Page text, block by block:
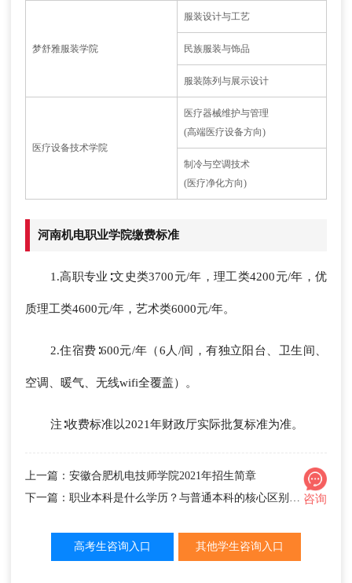
梦舒雅服装学院
服装设计与工艺
民族服装与饰品
服装陈列与展示设计
医疗设备技术学院
医疗器械维护与管理
(高端医疗设备方向)
制冷与空调技术
(医疗净化方向)
河南机电职业学院缴费标准
1.高职专业∶文史类3700元/年，理工类4200元/年，优
质理工类4600元/年，艺术类6000元/年。
2.住宿费∶600元/年（6人/间，有独立阳台、卫生间、
空调、暖气、无线wifi全覆盖）。
注∶收费标准以2021年财政厅实际批复标准为准。
上一篇：安徽合肥机电技师学院2021年招生简章
下一篇：职业本科是什么学历？与普通本科的核心区别解析 咨询
高考生咨询入口 其他学生咨询入口